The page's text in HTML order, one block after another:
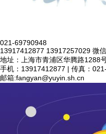
021-69790948
13917412877 13917257029 微
地址：上海市青浦区华腾路1288
手机：13917412877 | 传真：
邮箱:fangyan@yuyin.sh.cn